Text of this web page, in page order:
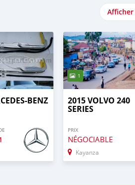
BENZ
1
2015 VOLVO 240
SERIES
PRIX
NÉGOCIABLE
Kayanza